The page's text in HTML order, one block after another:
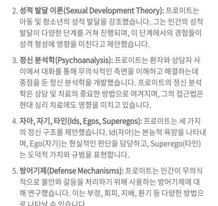
성적 발달 이론(Sexual Development Theory):프로이트는
아동 및 청소년의 성적 발달을 강조했습니다. 그는 인간의 성적
발달이 다양한 단계를 거쳐 진행되며, 이 단계에서의 경험들이
성격 형성에 영향을 미친다고 제안했습니다.
정신 분석학(Psychoanalysis):프로이트는 환자와 상담자 사
이에서 대화를 통해 무의식적인 측면을 이해하고 해결하는데
중점을 둔 정신 분석학을 개발했습니다. 프로이트의 정신 분석
학은 상담 및 치료의 중요한 방법으로 여겨지며, 그의 접근법은
현대 심리 치료에도 영향을 미치고 있습니다.
자아, 자기, 타인(Ids, Egos, Superegos):프로이트는 세 가지
의 정신 구조를 제안했습니다. Id(자아)는 본능적 욕망을 나타내
며, Ego(자기)는 현실적인 판단을 담당하고, Superego(타인)
는 도덕적 가치와 규범을 표현합니다.
방어기제(Defense Mechanisms):프로이트는 인간이 무의식
적으로 불안와 갈등을 처리하기 위해 사용하는 방어기제에 대
해 연구했습니다. 이는 부정, 회피, 지배, 환기 등 다양한 방법으